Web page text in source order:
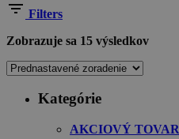
Filters
Zobrazuje sa 15 výsledkov
Kategórie
AKCIOVÝ TOVAR